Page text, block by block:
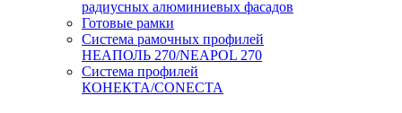
радиусных алюминиевых фасадов
Готовые рамки
Система рамочных профилей
НЕАПОЛЬ 270/NEAPOL 270
Система профилей
КОНЕКТА/CONECTA